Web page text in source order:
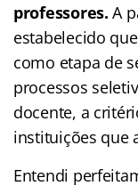
professores. A
estabelecido
como etapa de
processos
docente, a
instituições que
Entendi